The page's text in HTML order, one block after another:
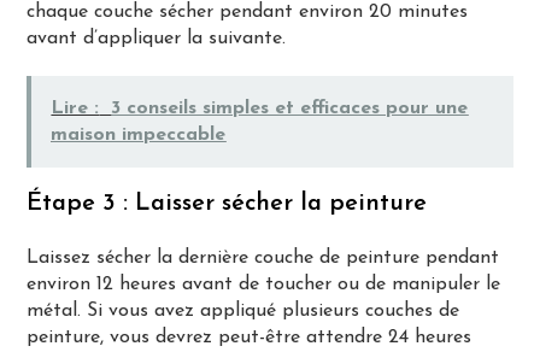
chaque couche sécher pendant environ 20 minutes
avant d’appliquer la suivante.
Lire :
3 conseils simples et efficaces pour une
maison impeccable
Étape 3 : Laisser sécher la peinture
Laissez sécher la dernière couche de peinture pendant
environ 12 heures avant de toucher ou de manipuler le
métal. Si vous avez appliqué plusieurs couches de
peinture, vous devrez peut-être attendre 24 heures